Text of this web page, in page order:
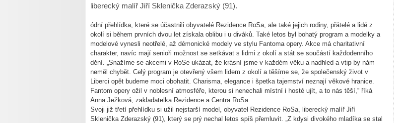
liberecký malíř Jiří Sklenička Zderazský (91).
ódní přehl ídka, které se účastnili obyvatel é Rezidence RoSa, ale také jejich rodiny, přátelé a lidé z
okolí si během prvních dvou let získala oblibu i u diváků. Také letos byl bohatý program a modelky a
modelové vynesli neotřel é, až démonické modely ve stylu Fantoma opery. Akce má charitativní
charakter, navíc mají senioři možnost se setkávat s lidmi z okolí a stát se součástí každodenního
dění. „Snažíme se akcemi v RoSe ukázat, že krásní jsme v každém věku a nadhled a vtip by nám
neměl chybět. Cel ý program je otevřený všem lidem z okol í a těšíme se, že společenský život v
Liberci opět budeme moci obohatit. Charisma, elegance i špetka tajemství neznají věkové hranice.
Fantom opery ožil v noblesní atmosféře, kterou si nenechali místní i hosté ujít, a to nás těší,“ říká
Anna Ježková, zakladatelka Rezidence a Centra RoSa.
Svoji již třetí přehl ídku si užil nejstarší model, obyvatel Rezidence RoSa, liberecký malíř Jiří
Sklenička Zderazský (91), který se prý nechal letos spíš přemluvit. „Z kdysi divokého mladíka se stal